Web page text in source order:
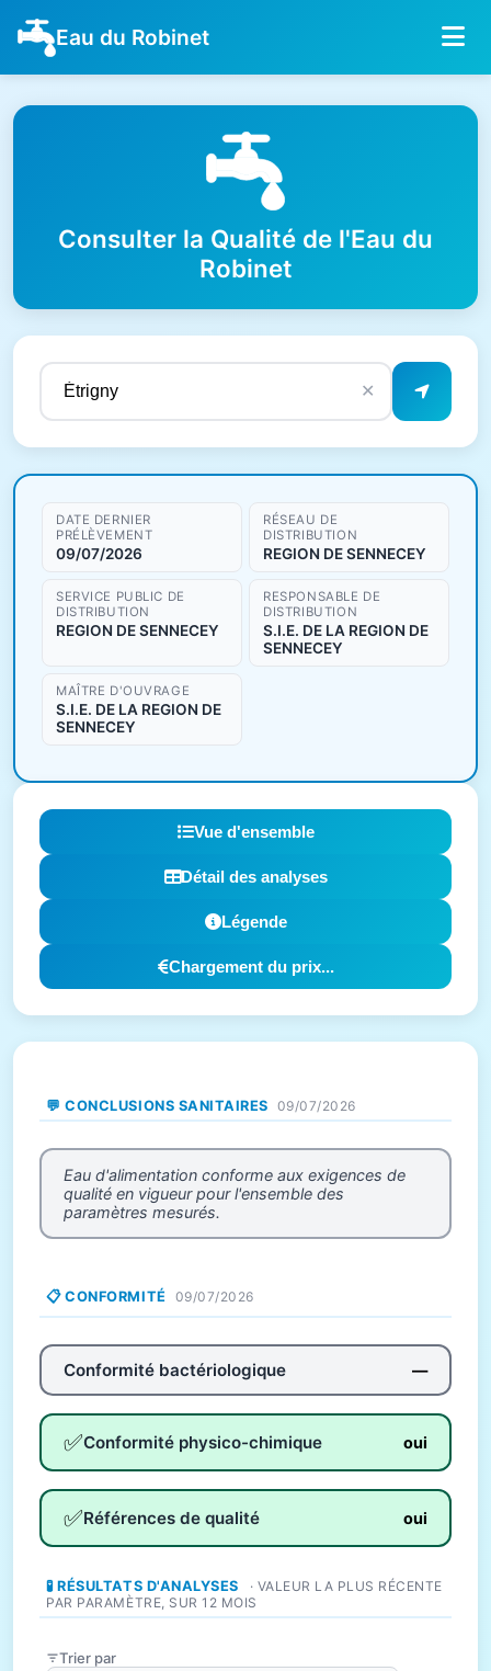
Eau du Robinet
Consulter la Qualité de l'Eau du
Robinet
✕
Résultats de qualité de l'eau
DATE DERNIER
PRÉLÈVEMENT
09/07/2026
RÉSEAU DE
DISTRIBUTION
REGION DE SENNECEY
SERVICE PUBLIC DE
DISTRIBUTION
REGION DE SENNECEY
RESPONSABLE DE
DISTRIBUTION
S.I.E. DE LA REGION DE
SENNECEY
MAÎTRE D'OUVRAGE
S.I.E. DE LA REGION DE
SENNECEY
Vue d'ensemble
Détail des analyses
Légende
Chargement du prix...
💬 CONCLUSIONS SANITAIRES 09/07/2026
Eau d'alimentation conforme aux exigences de
qualité en vigueur pour l'ensemble des
paramètres mesurés.
📋 CONFORMITÉ 09/07/2026
Conformité bactériologique —
✅Conformité physico-chimique oui
✅Références de qualité oui
🧪 RÉSULTATS D'ANALYSES
· VALEUR LA PLUS RÉCENTE
PAR PARAMÈTRE, SUR 12 MOIS
Trier par